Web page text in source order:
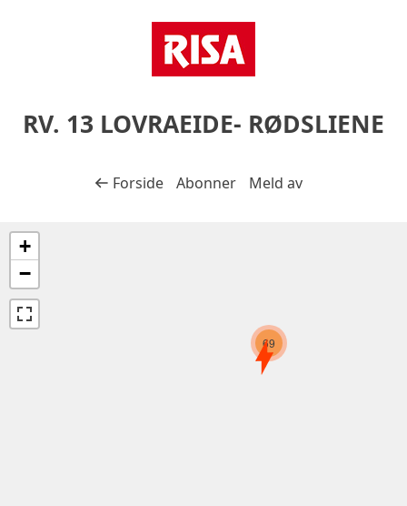
Gå til prosjektets innhold
RV. 13 LOVRAEIDE- RØDSLIENE
Tilbake til
Forside Abonner Meld av
69
+
−